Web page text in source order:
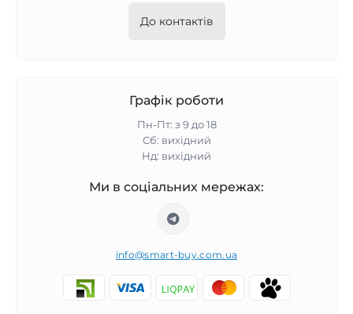
До контактів
Графік роботи
Пн-Пт: з 9 до 18
Сб: вихідний
Нд: вихідний
Ми в соціальних мережах:
info@smart-buy.com.ua